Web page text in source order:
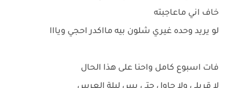
خاف اني ماعاجبته
لو يريد وحده غيري شلون بيه مااكدر احجي ويااا
فات اسبوع كامل واحنا على هذا الحال